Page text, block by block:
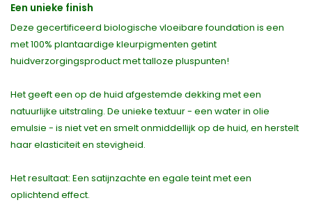
Een unieke finish
Deze gecertificeerd biologische vloeibare foundation is een
met 100% plantaardige kleurpigmenten getint
huidverzorgingsproduct met talloze pluspunten!
Het geeft een op de huid afgestemde dekking met een
natuurlijke uitstraling. De unieke textuur - een water in olie
emulsie - is niet vet en smelt onmiddellijk op de huid, en herstelt
haar elasticiteit en stevigheid.
Het resultaat: Een satijnzachte en egale teint met een
oplichtend effect.